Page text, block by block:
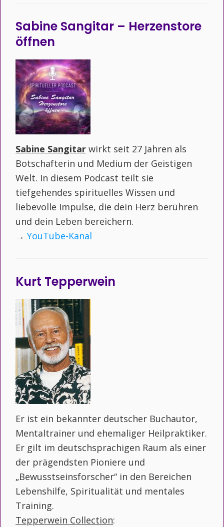
Sabine Sangitar – Herzenstore
öffnen
Sabine Sangitar wirkt seit 27 Jahren als
Botschafterin und Medium der Geistigen
Welt. In diesem Podcast teilt sie
tiefgehendes spirituelles Wissen und
liebevolle Impulse, die dein Herz berühren
und dein Leben bereichern.
→ YouTube-Kanal
Kurt Tepperwein
Er ist ein bekannter deutscher Buchautor,
Mentaltrainer und ehemaliger Heilpraktiker.
Er gilt im deutschsprachigen Raum als einer
der prägendsten Pioniere und
„Bewusstseinsforscher“ in den Bereichen
Lebenshilfe, Spiritualität und mentales
Training.
Tepperwein Collection: